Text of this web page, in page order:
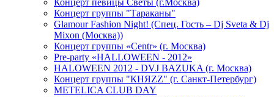
Концерт певицы Светы (г.Москва)
Концерт группы "Тараканы"
Glamour Fashion Night! (Спец. Гость – Dj Sveta & Dj
Mixon (Москва))
Концерт группы «Centr» (г. Москва)
Pre-party «HALLOWEEN - 2012»
HALOWEEN 2012 - DVJ BAZUKA (г. Москва)
Концерт группы "КНЯZZ" (г. Санкт-Петербург)
METELICA CLUB DAY